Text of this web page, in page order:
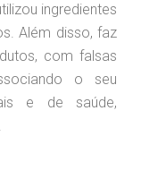
ingredientes
Além disso, faz
com falsas
o seu
e de saúde,